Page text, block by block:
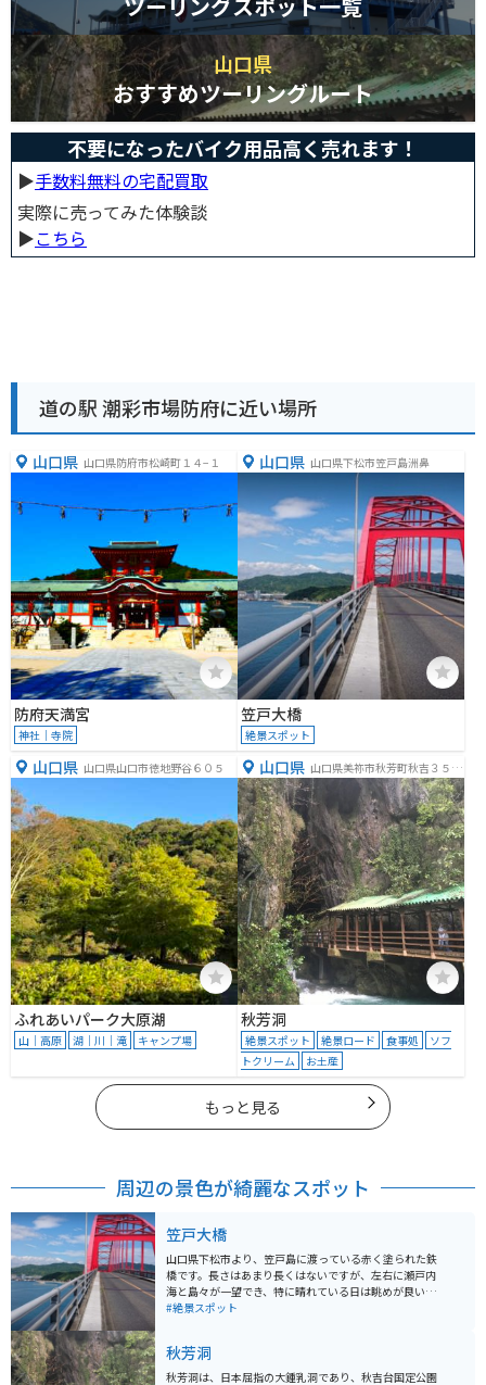
山口県
おすすめツーリングルート
不要になったバイク用品高く売れます！
▶︎手数料無料の宅配買取
実際に売ってみた体験談
▶︎こちら
道の駅 潮彩市場防府に近い場所
山口県 山口県防府市松崎町１４−１
防府天満宮
神社｜寺院
山口県 山口県下松市笠戸島洲鼻
笠戸大橋
絶景スポット
山口県 山口県山口市徳地野谷６０５
ふれあいパーク大原湖
山｜高原 湖｜川｜滝 キャンプ場
山口県 山口県美祢市秋芳町秋吉３５０
秋芳洞
絶景スポット 絶景ロード 食事処
ソフ
トクリーム
お土産
もっと見る
周辺の景色が綺麗なスポット
笠戸大橋
山口県下松市より、笠戸島に渡っている赤く塗られた鉄
橋です。長さはあまり長くはないですが、左右に瀬戸内
海と島々が一望でき、特に晴れている日は眺めが良い絶
景スポットです。ツーリングやドライブには最適です。
#絶景スポット
秋芳洞
秋芳洞は、日本屈指の大鍾乳洞であり、秋吉台国定公園